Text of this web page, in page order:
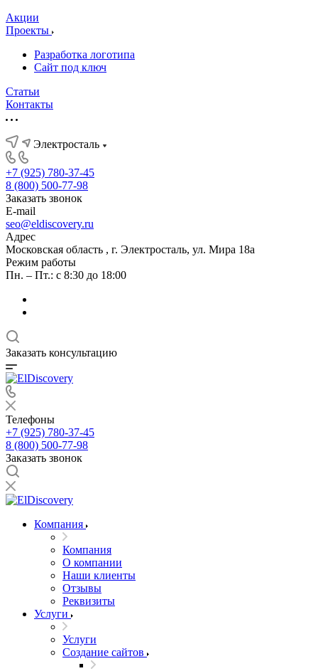
Акции
Проекты
Разработка логотипа
Сайт под ключ
Статьи
Контакты
Электросталь
+7 (925) 780-37-45
8 (800) 500-77-98
Заказать звонок
E-mail
seo@eldiscovery.ru
Адрес
Московская область , г. Электросталь, ул. Мира 18а
Режим работы
Пн. – Пт.: с 8:30 до 18:00
Заказать консультацию
Телефоны
+7 (925) 780-37-45
8 (800) 500-77-98
Заказать звонок
Компания
Компания
О компании
Наши клиенты
Отзывы
Реквизиты
Услуги
Услуги
Создание сайтов